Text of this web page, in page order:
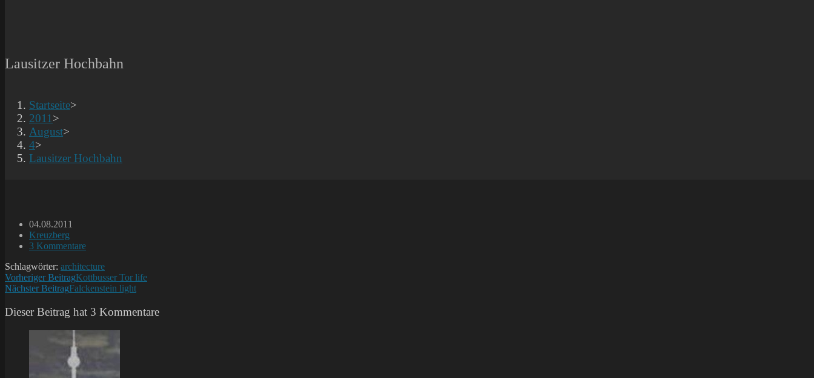
Lausitzer Hochbahn
Startseite>
2011 >
August>
4>
Lausitzer Hochbahn
Beitrag
veröffentlicht:
04.08.2011
Beitrags-
Kategorie:
Kreuzberg
Beitrags-
3 Kommentare
Schlagwörter: architecture
Weitere
Artikel
ansehen
Vorheriger BeitragKottbusser Tor life
Nächster BeitragFalckenstein light
Dieser Beitrag hat 3 Kommentare